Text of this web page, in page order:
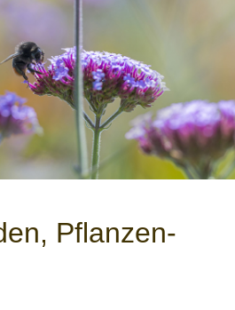
Pflanzen­